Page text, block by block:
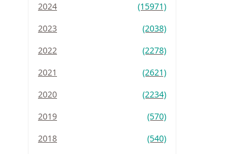
2024
(15971)
2023
(2038)
2022
(2278)
2021
(2621)
2020
(2234)
2019
(570)
2018
(540)